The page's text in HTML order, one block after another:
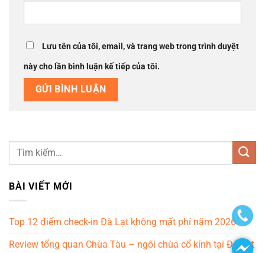
Lưu tên của tôi, email, và trang web trong trình duyệt
này cho lần bình luận kế tiếp của tôi.
BÀI VIẾT MỚI
Top 12 điểm check-in Đà Lạt không mất phí năm 2026
Review tổng quan Chùa Tàu – ngôi chùa cổ kính tại Đà Lạt